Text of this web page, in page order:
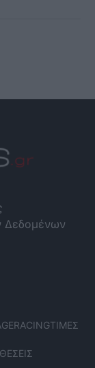
Δεδομένων
RACINGΤΙΜΈΣ